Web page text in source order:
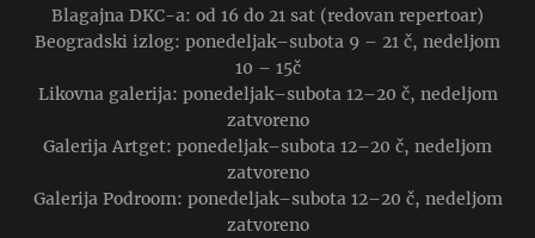
Blagajna DKC-a: od 16 do 21 sat (redovan repertoar)
Beogradski izlog: ponedeljak–subota 9 – 21 č, nedeljom
10 – 15č
Likovna galerija: ponedeljak–subota 12–20 č, nedeljom
zatvoreno
Galerija Artget: ponedeljak–subota 12–20 č, nedeljom
zatvoreno
Galerija Podroom: ponedeljak–subota 12–20 č, nedeljom
zatvoreno